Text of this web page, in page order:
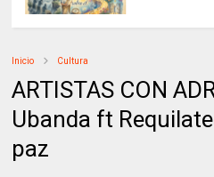
Inicio Cultura
ARTISTAS CON
Ubanda ft
paz